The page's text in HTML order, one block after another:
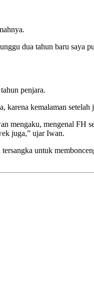
dua tahun baru saya
penjara.
kemalaman setelah
mengaku, mengenal FH
juga,” ujar Iwan.
untuk